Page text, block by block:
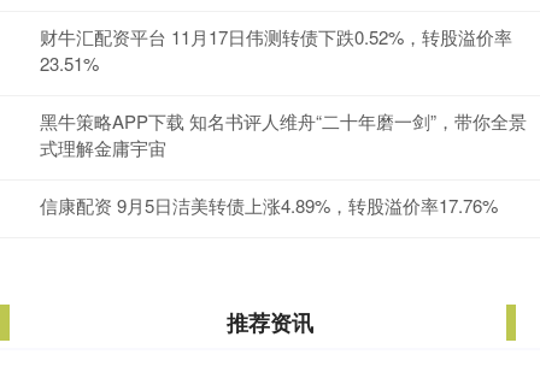
财牛汇配资平台 11月17日伟测转债下跌0.52%，转股溢价率
23.51%
黑牛策略APP下载 知名书评人维舟“二十年磨一剑”，带你全景
式理解金庸宇宙
信康配资 9月5日洁美转债上涨4.89%，转股溢价率17.76%
推荐资讯